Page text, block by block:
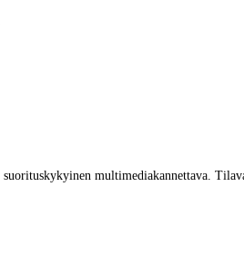
multimediakannettava.